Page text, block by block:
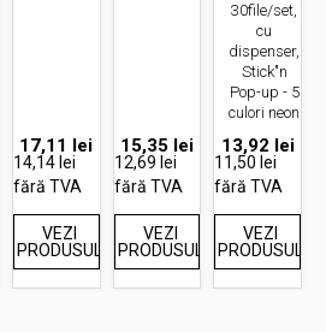
17,11 lei
14,14 lei
fără TVA
VEZI
PRODUSUL
15,35 lei
12,69 lei
fără TVA
VEZI
PRODUSUL
30file/set,
cu
dispenser,
Stick"n
Pop-up - 5
culori neon
13,92 lei
11,50 lei
fără TVA
VEZI
PRODUSUL